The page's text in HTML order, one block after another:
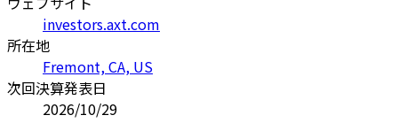
investors.axt.com
所在地
Fremont, CA, US
次回決算発表日
2026/10/29